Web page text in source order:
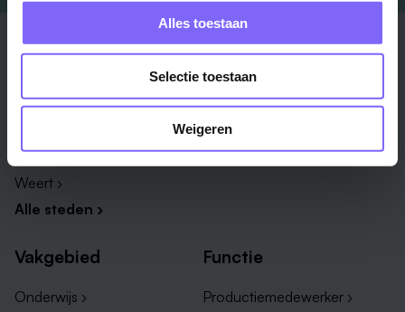
Alles toestaan
Selectie toestaan
Weigeren
Stad
Venlo ›
Roermond ›
Weert ›
Alle steden ›
Regio
Zuid-Limburg ›
Midden-Limburg ›
Noord-Limburg ›
Alle regio's ›
Vakgebied
Onderwijs ›
Functie
Productiemedewerker ›